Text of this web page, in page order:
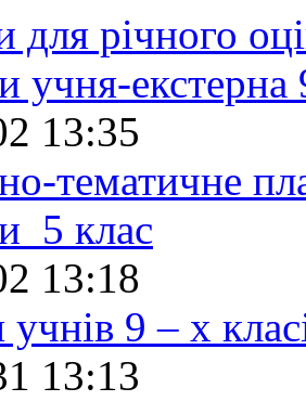
для річного
учня-екстерна
13:35
тематичне
5 клас
13:18
учнів 9 – х
13:13